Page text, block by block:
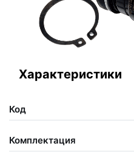
Характеристики
Код
Комплектация